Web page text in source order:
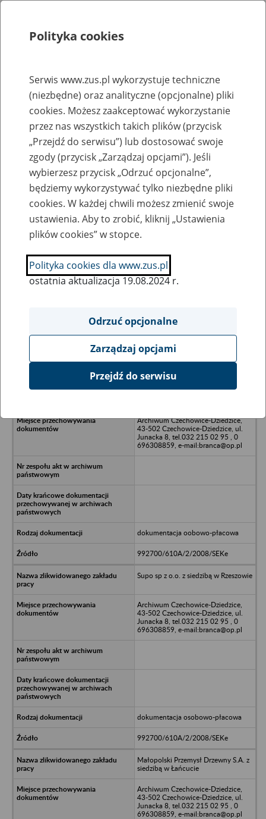
Rejestry, ewidencje i archiwa
Baza zlikwidowanych lub
przekształconych zakładów pracy
Nazwa zakładu pracy:
SZUKAJ
Ukryj wszystkie pozycje bazy
Fol-Land z siedzibą w Bielsku-Białej
Archiwum Czechowice-Dziedzice,
43-502 Czechowice-Dziedzice, ul.
Junacka 8, tel.032 215 02 95 , 0
696308859, e-mail:branca@op.pl
dokumentacja oobowo-płacowa
992700/610A/2/2008/SEKe
Supo sp z o.o. z siedzibą w Rzeszowie
Archiwum Czechowice-Dziedzice,
43-502 Czechowice-Dziedzice, ul.
Junacka 8, tel.032 215 02 95 , 0
696308859, e-mail:branca@op.pl
dokumentacja osobowo-płacowa
992700/610A/2/2008/SEKe
Małopolski Przemysł Drzewny S.A. z
siedzibą w Łańcucie
Archiwum Czechowice-Dziedzice,
43-502 Czechowice-Dziedzice, ul.
Junacka 8, tel.032 215 02 95 , 0
696308859, e-mail:branca@op.pl
Polityka cookies
Serwis www.zus.pl wykorzystuje techniczne
(niezbędne) oraz analityczne (opcjonalne) pliki
cookies. Możesz zaakceptować wykorzystanie
przez nas wszystkich takich plików (przycisk
„Przejdź do serwisu”) lub dostosować swoje
zgody (przycisk „Zarządzaj opcjami”). Jeśli
wybierzesz przycisk „Odrzuć opcjonalne”,
będziemy wykorzystywać tylko niezbędne pliki
cookies. W każdej chwili możesz zmienić swoje
ustawienia. Aby to zrobić, kliknij „Ustawienia
plików cookies” w stopce.
Polityka cookies dla www.zus.pl
ostatnia aktualizacja 19.08.2024 r.
Odrzuć opcjonalne
Zarządzaj opcjami
Przejdź do serwisu